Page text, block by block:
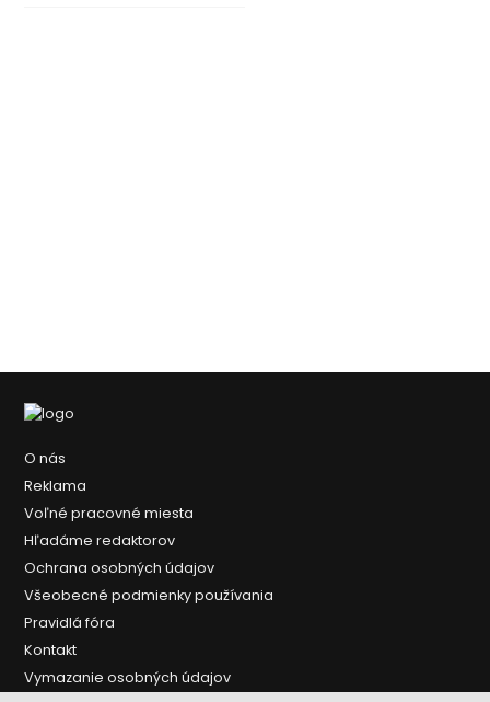
O nás
Reklama
Voľné pracovné miesta
Hľadáme redaktorov
Ochrana osobných údajov
Všeobecné podmienky používania
Pravidlá fóra
Kontakt
Vymazanie osobných údajov